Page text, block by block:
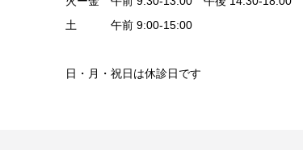
土 午前 9:00-15:00
日・月・祝日は休診日です